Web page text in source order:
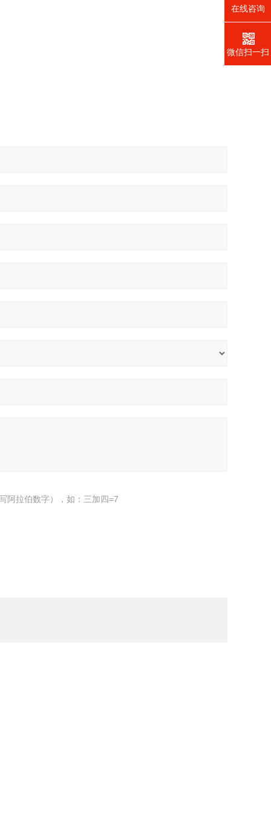
阿拉伯数字），如：三加四=7
在线咨询
微信扫一扫